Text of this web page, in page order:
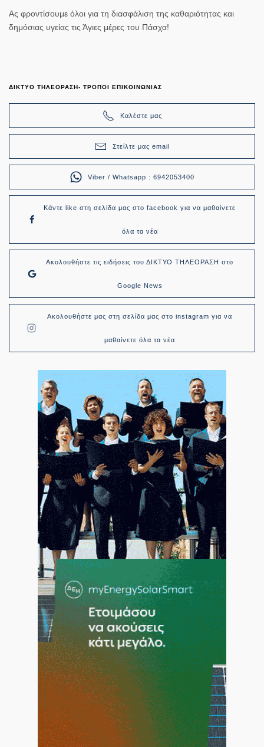
Ας φροντίσουμε όλοι για τη διασφάλιση της καθαριότητας και
δημόσιας υγείας τις Άγιες μέρες του Πάσχα!
ΔΙΚΤΥΟ ΤΗΛΕΟΡΑΣΗ- ΤΡΟΠΟΙ ΕΠΙΚΟΙΝΩΝΙΑΣ
Καλέστε μας
Στείλτε μας email
Viber / Whatsapp : 6942053400
Κάντε like στη σελίδα μας στο facebook για να μαθαίνετε
όλα τα νέα
Ακολουθήστε τις ειδήσεις του ΔΙΚΤΥΟ ΤΗΛΕΟΡΑΣΗ στο
Google News
Ακολουθήστε μας στη σελίδα μας στο instagram για να
μαθαίνετε όλα τα νέα